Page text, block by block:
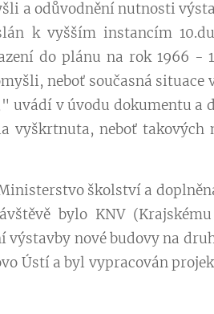
a odůvodnění nutnosti
k vyšším instancím
do plánu na rok 1966 -
neboť současná
uvádí v úvodu dokumentu
vyškrtnuta, neboť takových
školství a
bylo KNV
výstavby nové budovy na
Ústí a byl vypracován